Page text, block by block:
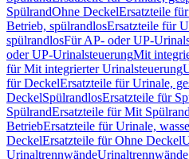
SpülrandOhne DeckelErsatzteile
Betrieb, spülrandlosErsatzteile für
spülrandlosFür AP- oder UP-
oder UP-UrinalsteuerungMit
für Mit integrierter Urinalsteuerung
für DeckelErsatzteile für Urinale,
DeckelSpülrandlosErsatzteile für
SpülrandErsatzteile für Mit Spülrand
BetriebErsatzteile für Urinale,
DeckelErsatzteile für Ohne Deckel
Urinaltrennwände